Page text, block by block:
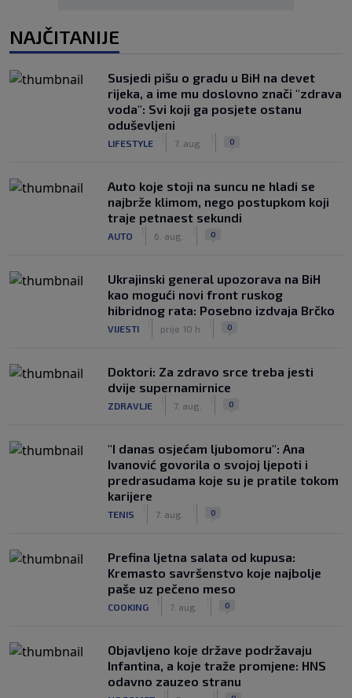
NAJČITANIJE
Susjedi pišu o gradu u BiH na devet
rijeka, a ime mu doslovno znači "zdrava
voda": Svi koji ga posjete ostanu
oduševljeni
LIFESTYLE 7. aug. 0
Auto koje stoji na suncu ne hladi se
najbrže klimom, nego postupkom koji
traje petnaest sekundi
AUTO 6. aug. 0
Ukrajinski general upozorava na BiH
kao mogući novi front ruskog
hibridnog rata: Posebno izdvaja Brčko
VIJESTI prije 10 h 0
Doktori: Za zdravo srce treba jesti
dvije supernamirnice
ZDRAVLJE 7. aug. 0
"I danas osjećam ljubomoru": Ana
Ivanović govorila o svojoj ljepoti i
predrasudama koje su je pratile tokom
karijere
TENIS 7. aug. 0
Prefina ljetna salata od kupusa:
Kremasto savršenstvo koje najbolje
paše uz pečeno meso
COOKING 7. aug. 0
Objavljeno koje države podržavaju
Infantina, a koje traže promjene: HNS
odavno zauzeo stranu